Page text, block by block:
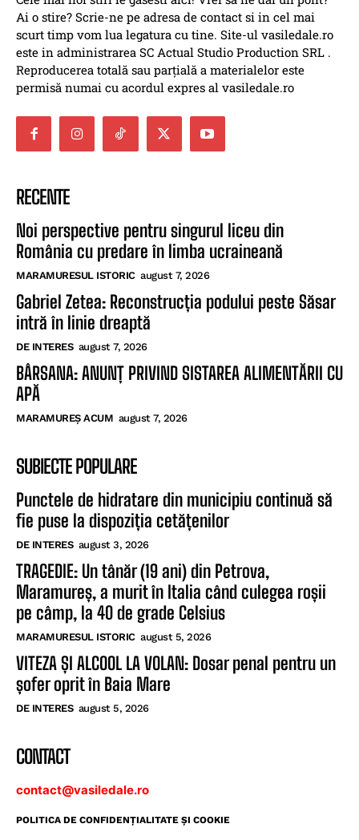
Ai o stire? Scrie-ne pe adresa de contact si in cel mai
scurt timp vom lua legatura cu tine. Site-ul vasiledale.ro
este in administrarea SC Actual Studio Production SRL .
Reproducerea totală sau parțială a materialelor este
permisă numai cu acordul expres al vasiledale.ro
RECENTE
Noi perspective pentru singurul liceu din
România cu predare în limba ucraineană
MARAMURESUL ISTORIC august 7, 2026
Gabriel Zetea: Reconstrucția podului peste Săsar
intră în linie dreaptă
DE INTERES august 7, 2026
BÂRSANA: ANUNȚ PRIVIND SISTAREA ALIMENTĂRII CU
APĂ
MARAMUREȘ ACUM august 7, 2026
SUBIECTE POPULARE
Punctele de hidratare din municipiu continuă să
fie puse la dispoziția cetățenilor
DE INTERES august 3, 2026
TRAGEDIE: Un tânăr (19 ani) din Petrova,
Maramureș, a murit în Italia când culegea roșii
pe câmp, la 40 de grade Celsius
MARAMURESUL ISTORIC august 5, 2026
VITEZA ȘI ALCOOL LA VOLAN: Dosar penal pentru un
șofer oprit în Baia Mare
DE INTERES august 5, 2026
CONTACT
contact@vasiledale.ro
POLITICA DE CONFIDENŢIALITATE ŞI COOKIE